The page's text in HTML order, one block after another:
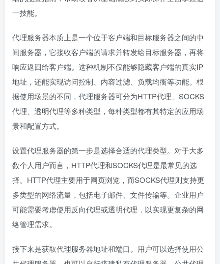
一技能。
代理服务器本质上是一个位于客户端和目标服务器之间的中
间服务器，它接收客户端的请求并转发给目标服务器，再将
响应返回给客户端。这种机制不仅能够隐藏客户端的真实IP
地址，还能实现访问控制、内容过滤、负载均衡等功能。根
据使用场景的不同，代理服务器可分为HTTP代理、SOCKS
代理、透明代理等多种类型，每种类型都有其特定的应用场
景和配置方式。
设置代理服务器的第一步是选择合适的代理类型。对于大多
数个人用户而言，HTTP代理和SOCKS代理是最常见的选
择。HTTP代理主要用于网页浏览，而SOCKS代理则支持更
多类型的网络流量，包括电子邮件、文件传输等。企业用户
可能需要考虑使用反向代理或透明代理，以实现更复杂的网
络管理需求。
接下来是获取代理服务器地址和端口。用户可以选择使用公